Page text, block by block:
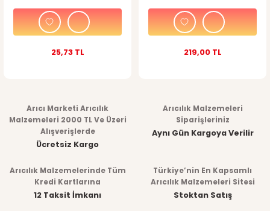
25,73 TL 219,00 TL
Arıcı Marketi Arıcılık
Malzemeleri 2000 TL Ve Üzeri
Alışverişlerde
Ücretsiz Kargo
Arıcılık Malzemeleri
Siparişleriniz
Aynı Gün Kargoya Verilir
Arıcılık Malzemelerinde Tüm
Kredi Kartlarına
12 Taksit İmkanı
Türkiye’nin En Kapsamlı
Arıcılık Malzemeleri Sitesi
Stoktan Satış